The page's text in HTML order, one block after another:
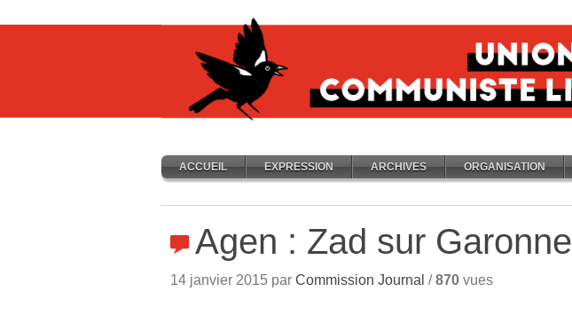
ACCUEIL EXPRESSION ARCHIVES ORGANISATION
Agen : Zad sur Garonne
14 janvier 2015 par Commission Journal /870 vues